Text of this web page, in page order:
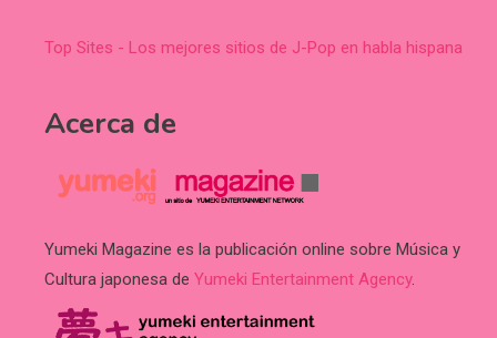
Top Sites - Los mejores sitios de J-Pop en habla hispana
Acerca de
Yumeki Magazine es la publicación online sobre Música y
Cultura japonesa de Yumeki Entertainment Agency.